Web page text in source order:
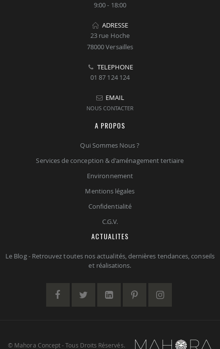
9:00 - 18:00
ADRESSE
23 rue Hoche
78000 Versailles
TELEPHONE
01 87 124 124
EMAIL
NOUS CONTACTER
A PROPOS
Qui Sommes Nous ?
Services de conception & d'aménagement tertiaire
Environnement
Mentions légales
Confidentialité
C.G.V.
ACTUALITES
Le Blog - Retrouvez toutes nos actualités, dernières tendances, conseils
et réalisations.
© Mahora Concept - Tous Droits Réservés.